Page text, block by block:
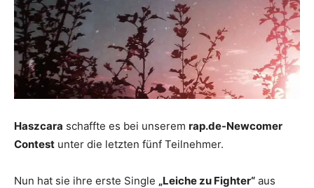
Haszcara schaffte es bei unserem rap.de-Newcomer
Contest unter die letzten fünf Teilnehmer.
Nun hat sie ihre erste Single „Leiche zu Fighter“ aus